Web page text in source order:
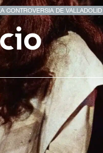
CONTROVERSIA DE VALLADOLID